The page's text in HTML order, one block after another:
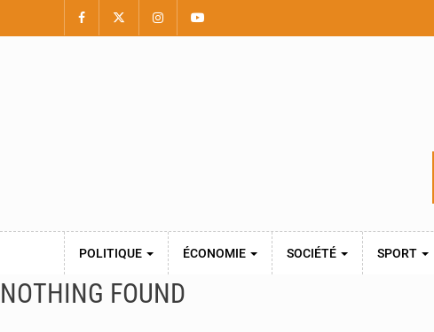
POLITIQUE ÉCONOMIE SOCIÉTÉ SPORT
NOTHING FOUND